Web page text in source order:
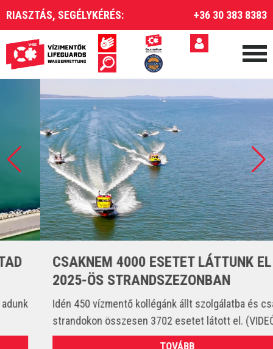
RIASZTÁS, SEGÉLYKÉRÉS: +36 30 383 8383
CSAKNEM 4000 ESETET LÁTTUNK EL A
2025-ÖS STRANDSZEZONBAN
Idén 450 vízmentő kollégánk állt szolgálatba és csak a
strandokon összesen 3702 esetet látott el. (VIDEÓ)